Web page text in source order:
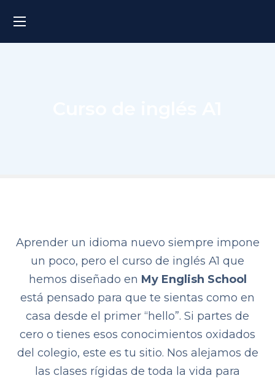
Aprender un idioma nuevo siempre impone
un poco, pero el curso de inglés A1 que
hemos diseñado en My English School
está pensado para que te sientas como en
casa desde el primer “hello”. Si partes de
cero o tienes esos conocimientos oxidados
del colegio, este es tu sitio. Nos alejamos de
las clases rígidas de toda la vida para